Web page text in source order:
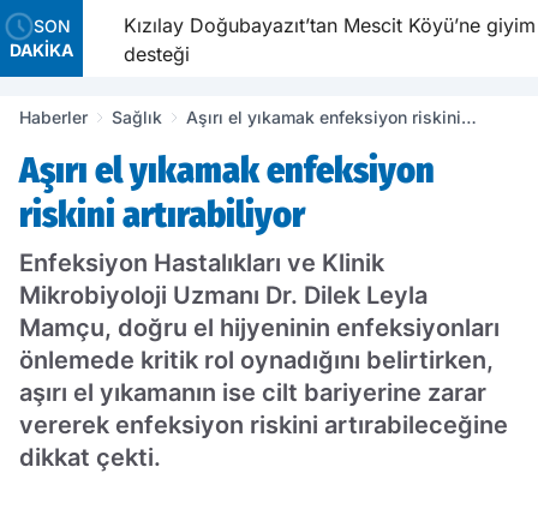
SON
DAKİKA
Kızılay Doğubayazıt’tan Mescit Köyü’ne giyim
desteği
Haberler Sağlık
Aşırı el yıkamak enfeksiyon riskini
Aşırı el yıkamak enfeksiyon
riskini artırabiliyor
Enfeksiyon Hastalıkları ve Klinik
Mikrobiyoloji Uzmanı Dr. Dilek Leyla
Mamçu, doğru el hijyeninin enfeksiyonları
önlemede kritik rol oynadığını belirtirken,
aşırı el yıkamanın ise cilt bariyerine zarar
vererek enfeksiyon riskini artırabileceğine
dikkat çekti.